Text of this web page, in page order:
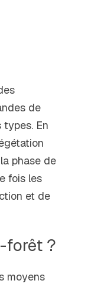
de
types. En
phase de
fois les
et de
forêt ?
moyens